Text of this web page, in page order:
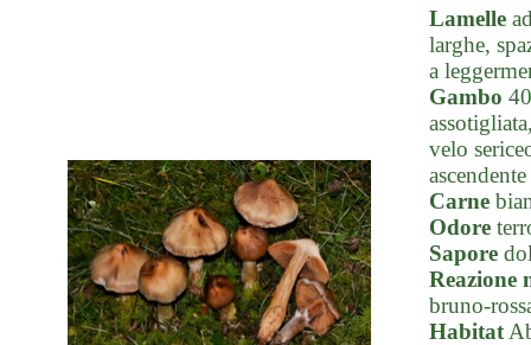
Lamelle
larghe,
a
Gambo
velo
Carne
Odore
Sapore
Reazione
bruno-
Habitat